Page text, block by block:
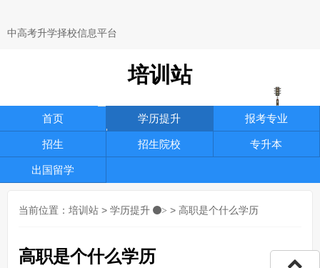
中高考升学择校信息平台
培训站
首页 学历提升 报考专业
招生 招生院校 专升本
出国留学
当前位置： 培训站 > 学历提升 > > 高职是个什么学历
高职是个什么学历